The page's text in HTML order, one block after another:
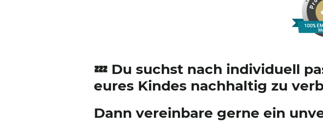
100%
💤 Du suchst nach individuell
eures Kindes nachhaltig zu
Dann vereinbare gerne ein